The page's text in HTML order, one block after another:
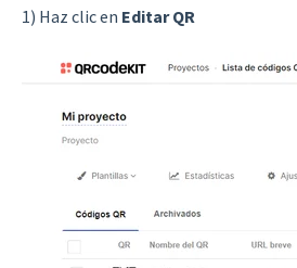
1) Haz clic en Editar QR